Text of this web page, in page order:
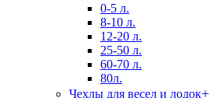
0-5 л.
8-10 л.
12-20 л.
25-50 л.
60-70 л.
80л.
Чехлы для весел и лодок+